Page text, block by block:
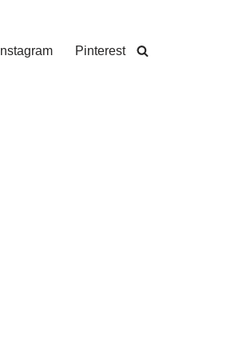
Instagram Pinterest